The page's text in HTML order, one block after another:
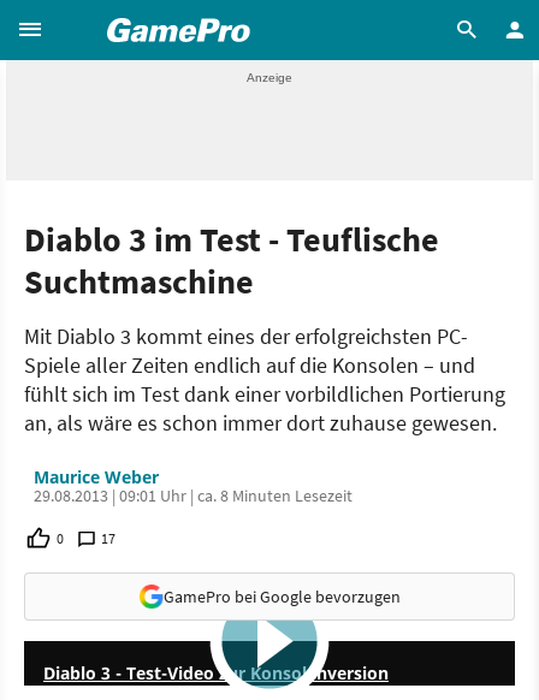
Diablo 3 im Test - Teuflische
Suchtmaschine
Mit Diablo 3 kommt eines der erfolgreichsten PC-
Spiele aller Zeiten endlich auf die Konsolen – und
fühlt sich im Test dank einer vorbildlichen Portierung
an, als wäre es schon immer dort zuhause gewesen.
Maurice Weber
29.08.2013 | 09:01 Uhr | ca. 8 Minuten Lesezeit
0 17
GamePro bei Google bevorzugen
9:29
Diablo 3 - Test-Video zur Konsolenversion